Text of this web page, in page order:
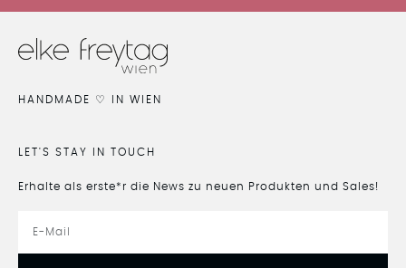
HANDMADE ♡ IN WIEN
LET'S STAY IN TOUCH
Erhalte als erste*r die News zu neuen Produkten und Sales!